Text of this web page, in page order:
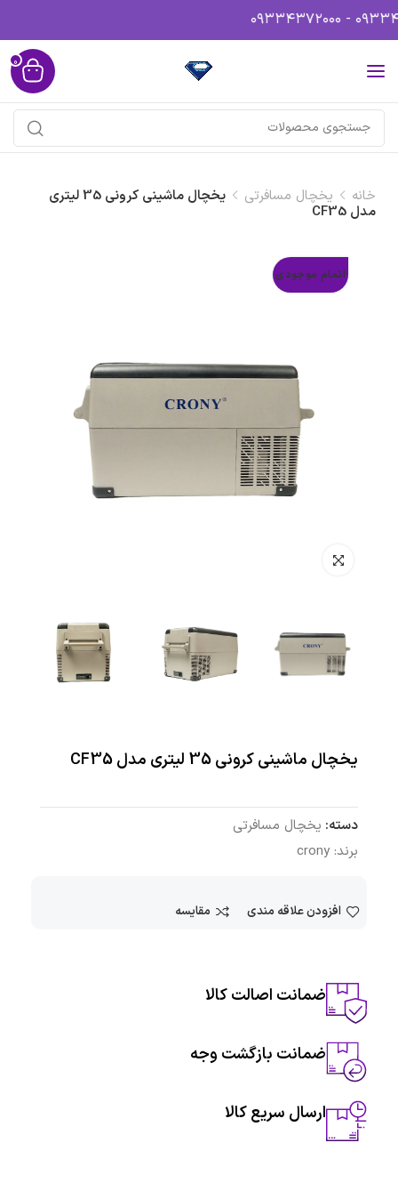
0
خانه یخچال مسافرتی یخچال ماشینی کرونی 35 لیتری
مدل CF35
اتمام موجودی
یخچال ماشینی کرونی 35 لیتری مدل CF35
دسته: یخچال مسافرتی
برند: crony
افزودن علاقه مندی مقایسه
ضمانت اصالت کالا
ضمانت بازگشت وجه
ارسال سریع کالا